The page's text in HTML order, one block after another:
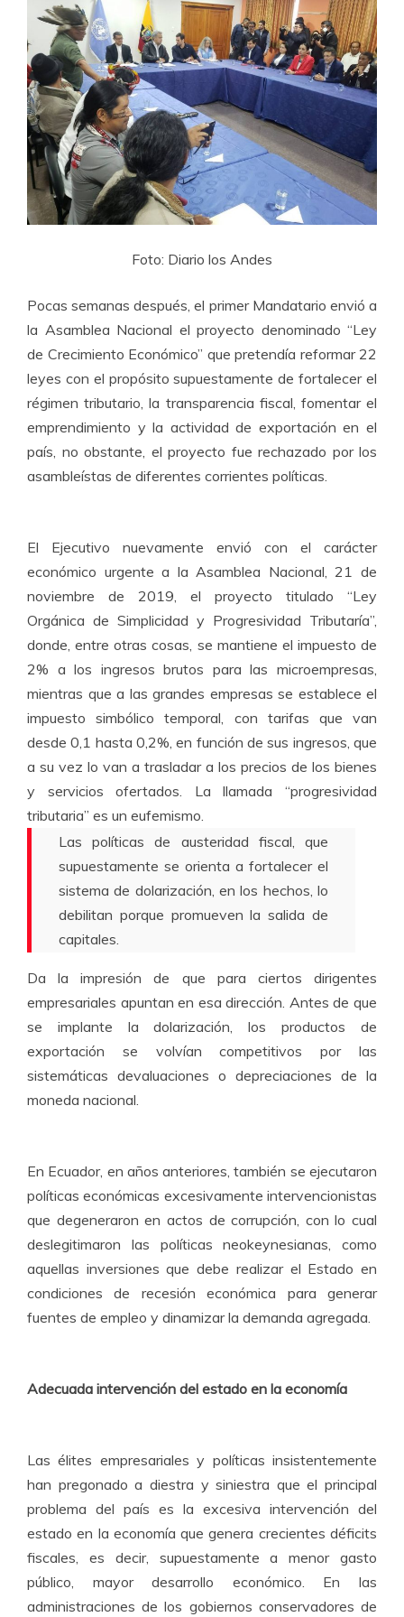
Foto: Diario los Andes
Pocas semanas después, el primer Mandatario envió a
la Asamblea Nacional el proyecto denominado “Ley
de Crecimiento Económico” que pretendía reformar 22
leyes con el propósito supuestamente de fortalecer el
régimen tributario, la transparencia fiscal, fomentar el
emprendimiento y la actividad de exportación en el
país, no obstante, el proyecto fue rechazado por los
asambleístas de diferentes corrientes políticas.
El Ejecutivo nuevamente envió con el carácter
económico urgente a la Asamblea Nacional, 21 de
noviembre de 2019, el proyecto titulado “Ley
Orgánica de Simplicidad y Progresividad Tributaría”,
donde, entre otras cosas, se mantiene el impuesto de
2% a los ingresos brutos para las microempresas,
mientras que a las grandes empresas se establece el
impuesto simbólico temporal, con tarifas que van
desde 0,1 hasta 0,2%, en función de sus ingresos, que
a su vez lo van a trasladar a los precios de los bienes
y servicios ofertados. La llamada “progresividad
tributaria” es un eufemismo.
Las políticas de austeridad fiscal, que
supuestamente se orienta a fortalecer el
sistema de dolarización, en los hechos, lo
debilitan porque promueven la salida de
capitales.
Da la impresión de que para ciertos dirigentes
empresariales apuntan en esa dirección. Antes de que
se implante la dolarización, los productos de
exportación se volvían competitivos por las
sistemáticas devaluaciones o depreciaciones de la
moneda nacional.
En Ecuador, en años anteriores, también se ejecutaron
políticas económicas excesivamente intervencionistas
que degeneraron en actos de corrupción, con lo cual
deslegitimaron las políticas neokeynesianas, como
aquellas inversiones que debe realizar el Estado en
condiciones de recesión económica para generar
fuentes de empleo y dinamizar la demanda agregada.
Adecuada intervención del estado en la economía
Las élites empresariales y políticas insistentemente
han pregonado a diestra y siniestra que el principal
problema del país es la excesiva intervención del
estado en la economía que genera crecientes déficits
fiscales, es decir, supuestamente a menor gasto
público, mayor desarrollo económico. En las
administraciones de los gobiernos conservadores de